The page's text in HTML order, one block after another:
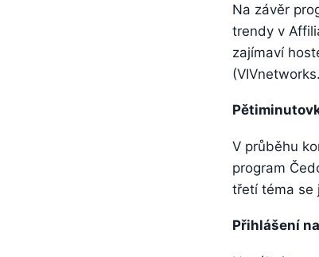
Na závěr
trendy v
zajímaví
V průběhu
program
třetí téma se
Přihlášení